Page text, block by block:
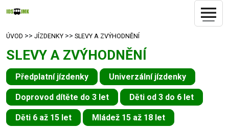
ÚVOD >> JÍZDENKY >> SLEVY A ZVÝHODNĚNÍ
SLEVY A ZVÝHODNĚNÍ
Předplatní jízdenky Univerzální jízdenky
Doprovod dítěte do 3 let Děti od 3 do 6 let
Děti 6 až 15 let Mládež 15 až 18 let